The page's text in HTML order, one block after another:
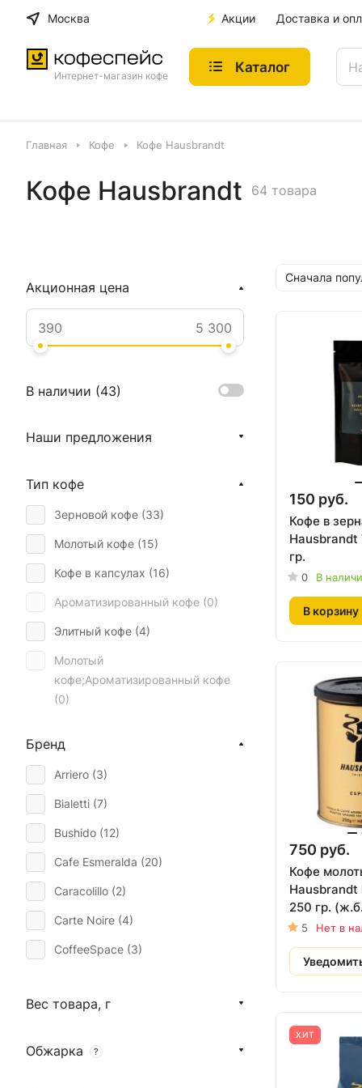
Москва Акции Доставка и
Интернет-магазин кофе
Каталог
Главная Кофе Кофе Hausbrandt
Кофе Hausbrandt 64 товара
Сначала
150 руб.
Кофе в
Hausbrandt
гр.
0 В
В корзину
750 руб.
Кофе
Hausbrandt
250 гр.
5 Нет в
ХИТ
Акционная цена
В наличии (43)
Наши предложения
Тип кофе
Зерновой кофе (33)
Молотый кофе (15)
Кофе в капсулах (16)
Ароматизированный кофе (0)
Элитный кофе (4)
Молотый
кофе;Ароматизированный кофе
(0)
Бренд
Arriero (3)
Bialetti (7)
Bushido (12)
Cafe Esmeralda (20)
Caracolillo (2)
Carte Noire (4)
CoffeeSpace (3)
Cubita (5 )
Вес товара, г
Обжарка ?